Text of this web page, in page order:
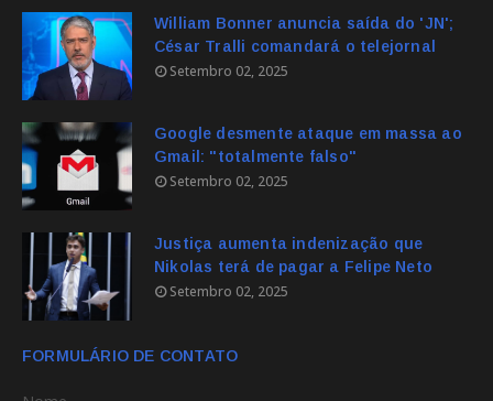
William Bonner anuncia saída do 'JN';
César Tralli comandará o telejornal
Setembro 02, 2025
Google desmente ataque em massa ao
Gmail: "totalmente falso"
Setembro 02, 2025
Justiça aumenta indenização que
Nikolas terá de pagar a Felipe Neto
Setembro 02, 2025
FORMULÁRIO DE CONTATO